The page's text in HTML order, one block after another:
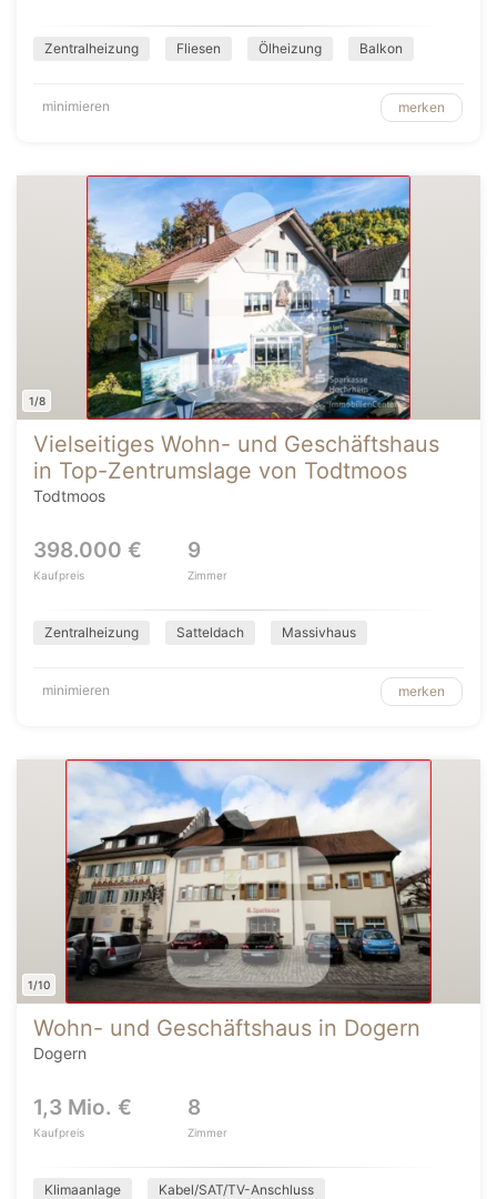
Zentralheizung Fliesen Ölheizung Balkon
minimieren merken
1/8
Vielseitiges Wohn- und Geschäftshaus
in Top-Zentrumslage von Todtmoos
Todtmoos
398.000 €
Kaufpreis
9
Zimmer
Zentralheizung Satteldach Massivhaus
minimieren merken
1/10
Wohn- und Geschäftshaus in Dogern
Dogern
1,3 Mio. €
Kaufpreis
8
Zimmer
Klimaanlage Kabel/SAT/TV-Anschluss